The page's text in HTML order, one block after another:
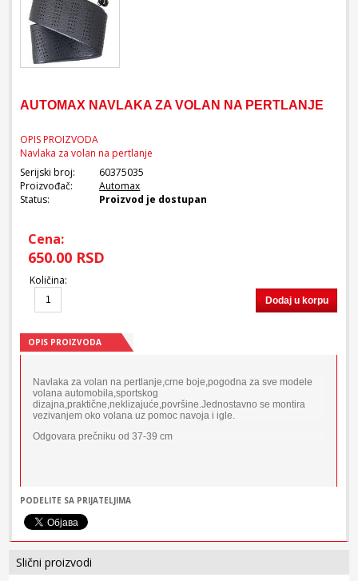
AUTOMAX NAVLAKA ZA VOLAN NA PERTLANJE
OPIS PROIZVODA
Navlaka za volan na pertlanje
Serijski broj:
60375035
Proizvođač:
Automax
Status:
Proizvod je dostupan
Cena:
650.00 RSD
Količina:
Dodaj u korpu
OPIS PROIZVODA
Navlaka za volan na pertlanje,crne boje,pogodna za sve modele
volana automobila,sportskog
dizajna,praktične,neklizajuće,površine.Jednostavno se montira
vezivanjem oko volana uz pomoc navoja i igle.
Odgovara prečniku od 37-39 cm
PODELITE SA PRIJATELJIMA
Slični proizvodi